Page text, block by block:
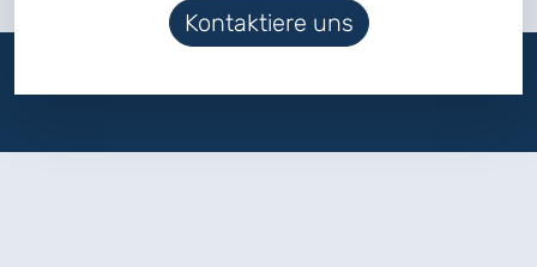
Kontaktiere uns